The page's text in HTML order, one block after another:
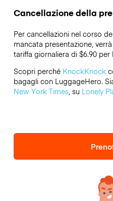
Cancellazione della
Per cancellazioni nel corso
mancata presentazione,
tariffa giornaliera di $6.90 per
Scopri perché KnockKnock
bagagli con LuggageHero.
New York Times, su Lonely